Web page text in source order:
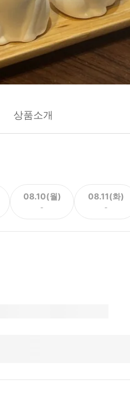
상품소개
08.10(월)
-
08.11(화)
-